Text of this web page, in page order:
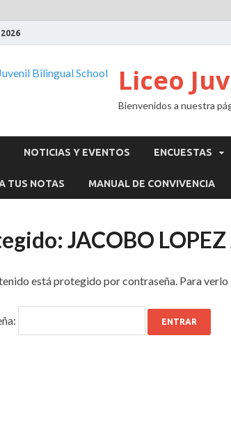
Liceo
Bienvenidos a nuestra
NOTICIAS Y EVENTOS ENCUESTAS
TUS NOTAS MANUAL DE CONVIVENCIA
JACOBO
está protegido por contraseña. Para